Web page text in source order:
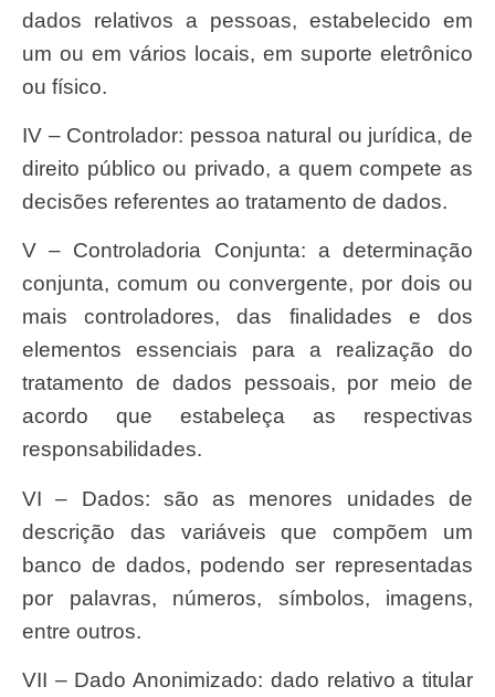
dados relativos a pessoas, estabelecido em
um ou em vários locais, em suporte eletrônico
ou físico.
IV – Controlador: pessoa natural ou jurídica, de
direito público ou privado, a quem compete as
decisões referentes ao tratamento de dados.
V – Controladoria Conjunta: a determinação
conjunta, comum ou convergente, por dois ou
mais controladores, das finalidades e dos
elementos essenciais para a realização do
tratamento de dados pessoais, por meio de
acordo que estabeleça as respectivas
responsabilidades.
VI – Dados: são as menores unidades de
descrição das variáveis que compõem um
banco de dados, podendo ser representadas
por palavras, números, símbolos, imagens,
entre outros.
VII – Dado Anonimizado: dado relativo a titular